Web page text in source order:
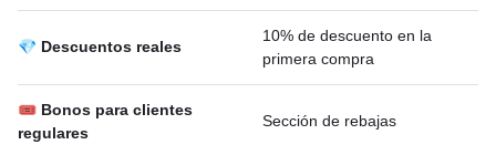
💎 Descuentos reales
10% de descuento en la
primera compra
🎟 Bonos para clientes
regulares
Sección de rebajas